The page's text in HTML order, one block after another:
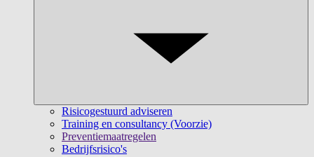
Risicogestuurd adviseren
Training en consultancy (Voorzie)
Preventiemaatregelen
Bedrijfsrisico's